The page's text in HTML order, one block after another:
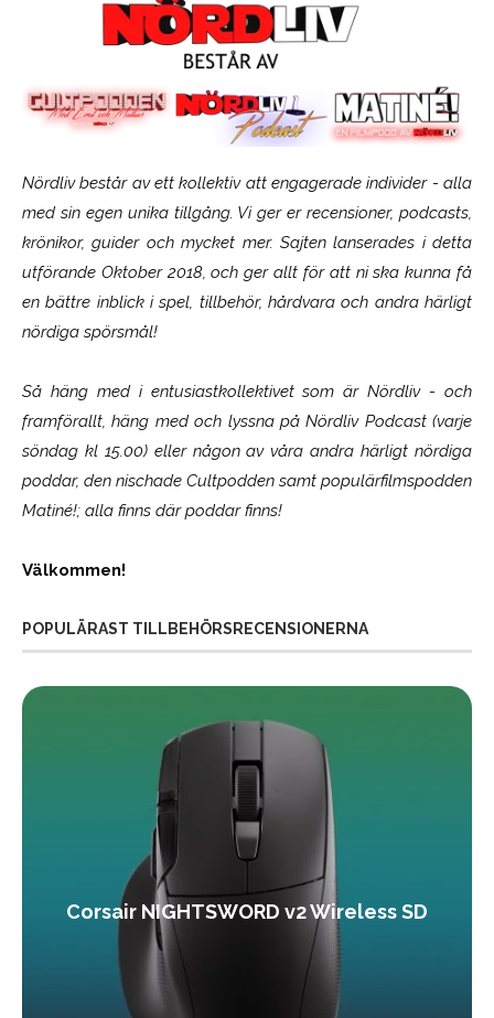
Nördliv består av ett kollektiv att engagerade individer - alla
med sin egen unika tillgång. Vi ger er recensioner, podcasts,
krönikor, guider och mycket mer. Sajten lanserades i detta
utförande Oktober 2018, och ger allt för att ni ska kunna få
en bättre inblick i spel, tillbehör, hårdvara och andra härligt
nördiga spörsmål!
Så häng med i entusiastkollektivet som ärNördliv- och
framförallt, häng med och lyssna på Nördliv Podcast (varje
söndag kl 15.00) eller någon av våra andra härligt nördiga
poddar, den nischade Cultpodden samt populärfilmspodden
Matiné!; alla finns där poddar finns!
Välkommen!
POPULÄRAST TILLBEHÖRSRECENSIONERNA
Corsair NIGHTSWORD v2 Wireless SD